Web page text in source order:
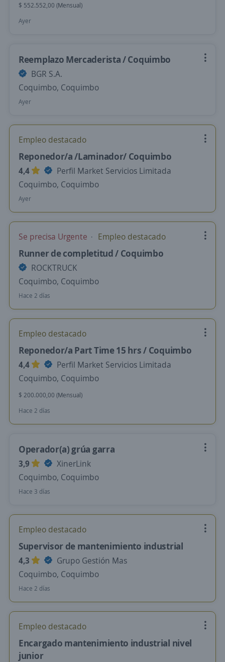
$ 552.552,00 (Mensual)
Ayer
Reemplazo Mercaderista / Coquimbo
BGR S.A.
Coquimbo, Coquimbo
Ayer
Empleo destacado
Reponedor/a /Laminador/ Coquimbo
4,4
Perfil Market Servicios Limitada
Coquimbo, Coquimbo
Ayer
Se precisa Urgente Empleo destacado
Runner de completitud / Coquimbo
ROCKTRUCK
Coquimbo, Coquimbo
Hace 2 días
Empleo destacado
Reponedor/a Part Time 15 hrs / Coquimbo
4,4
Perfil Market Servicios Limitada
Coquimbo, Coquimbo
$ 200.000,00 (Mensual)
Hace 2 días
Operador(a) grúa garra
3,9
XinerLink
Coquimbo, Coquimbo
Hace 3 días
Empleo destacado
Supervisor de mantenimiento industrial
4,3
Grupo Gestión Mas
Coquimbo, Coquimbo
Hace 2 días
Empleo destacado
Encargado mantenimiento industrial nivel
junior